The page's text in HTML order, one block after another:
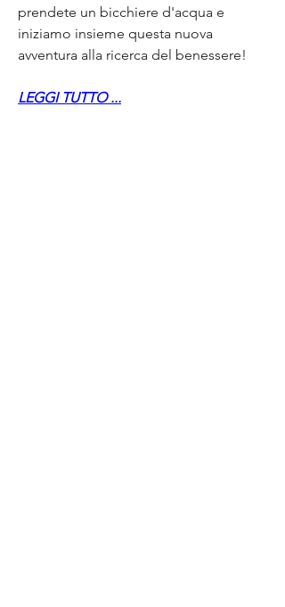
prendete un bicchiere d'acqua e
iniziamo insieme questa nuova
avventura alla ricerca del benessere!
LEGGI TUTTO ...